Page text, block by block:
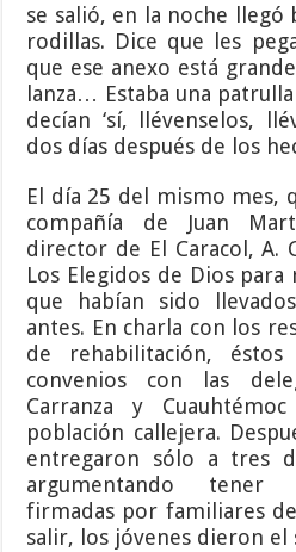
se salió, en la noche llegó
rodillas. Dice que les
que ese anexo está
lanza… Estaba una
decían ‘sí, llévenselos,
dos días después de los
El día 25 del mismo mes,
compañía de Juan
director de El Caracol, A.
Los Elegidos de Dios
que habían sido
antes. En charla con los
de rehabilitación,
convenios con las
Carranza y
población callejera.
entregaron sólo a tres
argumentando tener
firmadas por familiares
salir, los jóvenes dieron